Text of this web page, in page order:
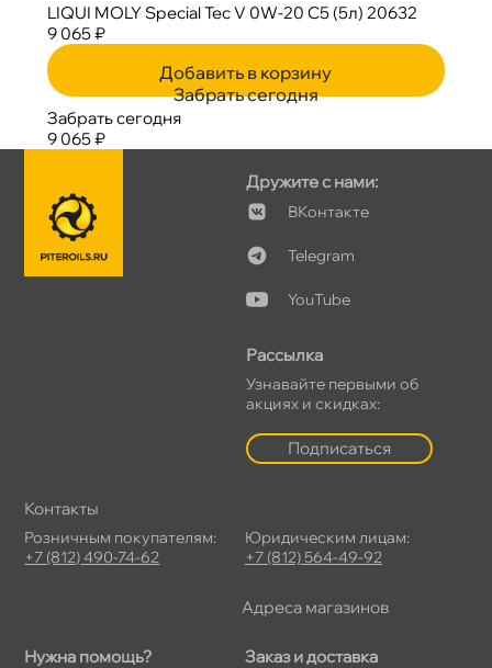
LIQUI MOLY Special Tec V 0W-20 C5 (5л) 20632
9 065 ₽
Добавить в корзину
Забрать сегодня
Забрать сегодня
9 065 ₽
Нужна помощь? Заказ и доставка
Дружите с нами:
Контакте
Telegram
YouTube
Рассылка
Узнавайте первыми о
акциях и скидках:
Подписаться
Контакты
Розничным покупателям:
+7 (812) 490-74-62
Юридическим лицам:
+7 (812) 564-49-92
Адреса магазино